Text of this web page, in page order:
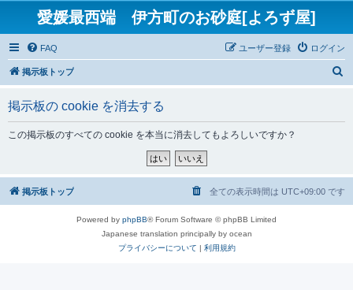
愛媛最西端 伊方町のお砂庭[よろず屋]
FAQ ログイン
ユーザー登録
掲示板トップ
掲示板の cookie を消去する
この掲示板のすべての cookie を本当に消去してもよろしいですか？
掲示板トップ 全ての表示時間は UTC+09:00 です
Powered by phpBB® Forum Software © phpBB Limited
Japanese translation principally by ocean
プライバシーについて | 利用規約